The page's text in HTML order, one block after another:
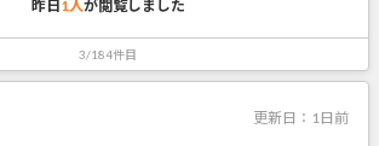
昨日1人が閲覧しました
3/184件目
更新日： 1日前